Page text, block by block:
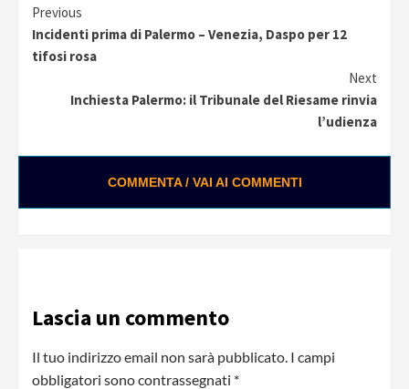
Continue
Reading
Previous
Incidenti prima di Palermo – Venezia, Daspo per 12
tifosi rosa
Next
Inchiesta Palermo: il Tribunale del Riesame rinvia
l’udienza
COMMENTA / VAI AI COMMENTI
Lascia un commento
Il tuo indirizzo email non sarà pubblicato. I campi
obbligatori sono contrassegnati *